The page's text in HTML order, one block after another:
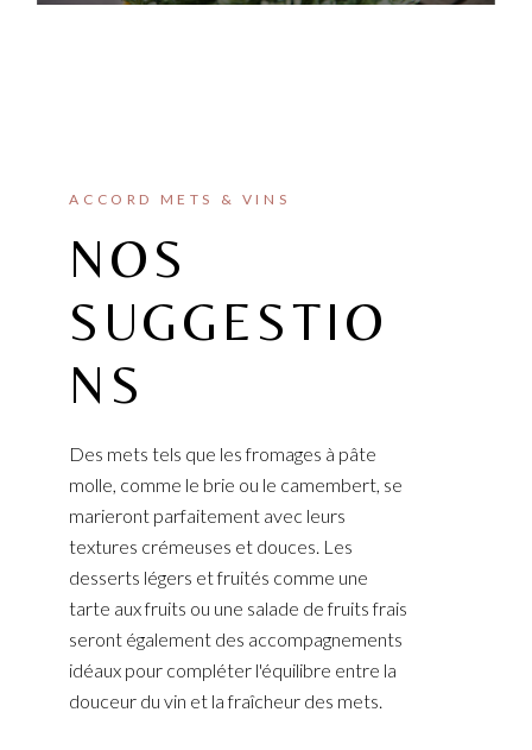
ACCORD METS & VINS
NOS
SUGGESTIO
NS
Des mets tels que les fromages à pâte
molle, comme le brie ou le camembert, se
marieront parfaitement avec leurs
textures crémeuses et douces. Les
desserts légers et fruités comme une
tarte aux fruits ou une salade de fruits frais
seront également des accompagnements
idéaux pour compléter l'équilibre entre la
douceur du vin et la fraîcheur des mets.